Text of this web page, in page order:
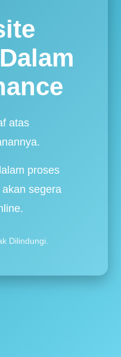
atas
proses
segera
Dilindungi.